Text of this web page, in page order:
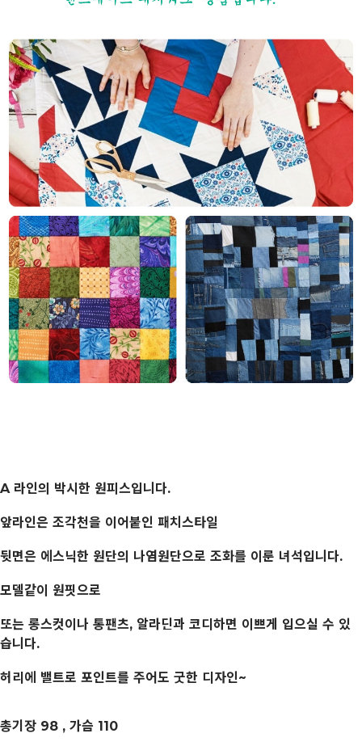
A 라인의 박시한 원피스입니다.
앞라인은 조각천을 이어붙인 패치스타일
뒷면은 에스닉한 원단의 나염원단으로 조화를 이룬 녀석입니다.
모델같이 원핏으로
또는 롱스컷이나 통팬츠, 알라딘과 코디하면 이쁘게 입으실 수 있
습니다.
허리에 밸트로 포인트를 주어도 굿한 디자인~
총기장 98 , 가슴 110